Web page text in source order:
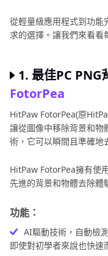
綠
幕
源
整
匯
整
景
替
換
及
調
攻
略
好
用
的
從輕量級應用程式到功能
求的選擇。讓我們來看看
1. 最佳PC PNG
FotorPea
HitPaw FotorPea(原
讓從圖像中移除背景和物
術，它可以瞬間且準確地
HitPaw FotorPea擁有使
先進的背景和物體去除體
功能：
AI驅動技術，自動檢
即使對初學者來說也快速